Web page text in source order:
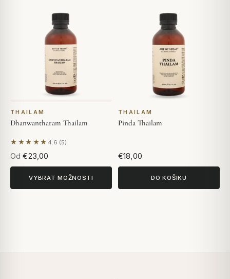
THAILAM
Dhanwantharam Thailam
★★★★★ 4.6 (5)
Na základě 5 hodnocení
Od €23,00
VYBRAT MOŽNOSTI
THAILAM
Pinda Thailam
€18,00
DO KOŠÍKU